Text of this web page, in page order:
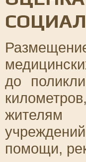
до
жителям
помощи,